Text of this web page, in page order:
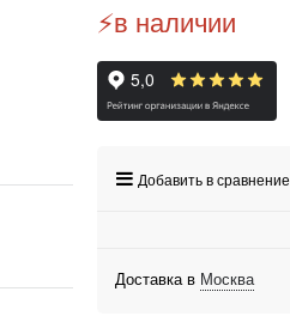
⚡️в наличии
Добавить в сравнение
Доставка в Москва